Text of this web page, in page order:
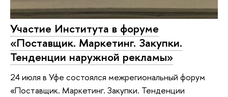
Участие Института в форуме
«Поставщик. Маркетинг. Закупки.
Тенденции наружной рекламы»
24 июля в Уфе состоялся межрегиональный форум
«Поставщик. Маркетинг. Закупки. Тенденции